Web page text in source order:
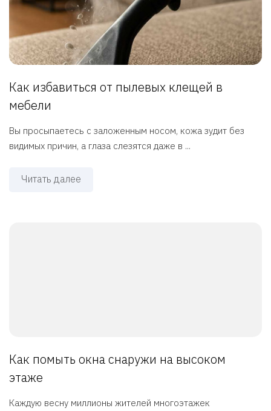
Как избавиться от пылевых клещей в
мебели
Вы просыпаетесь с заложенным носом, кожа зудит без
видимых причин, а глаза слезятся даже в ...
Читать далее
Как помыть окна снаружи на высоком
этаже
Каждую весну миллионы жителей многоэтажек